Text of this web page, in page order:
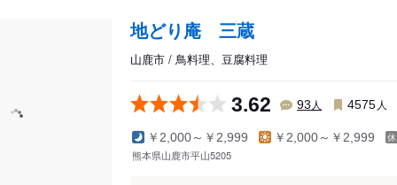
地どり庵 三蔵
山鹿市 / 鳥料理、豆腐料理
3.62 93 人 4575 人
￥2,000～￥2,999 ￥2,000～￥2,999
熊本県山鹿市平山5205